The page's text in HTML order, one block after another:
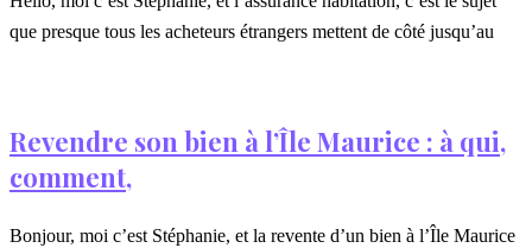
que presque tous les acheteurs étrangers mettent de côté jusqu’au
Revendre son bien à l’Île Maurice : à qui,
comment,
Bonjour, moi c’est Stéphanie, et la revente d’un bien à l’Île Maurice